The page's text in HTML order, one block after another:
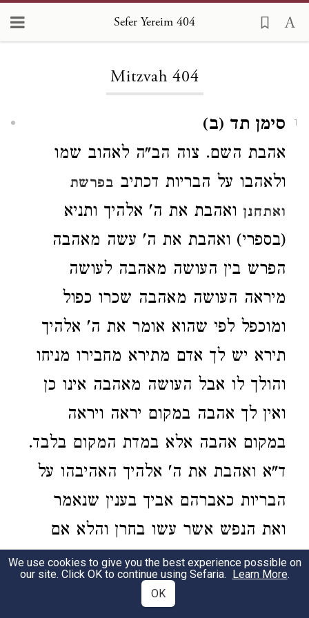
Sefer Yereim 404
Mitzvah 404
1
סימן תד (ב)
אהבת השם. צוה הב"ה לאהוב שמו
ולאהבו על הבריות דכתיב בפרשת
ואתחנן ואהבת את ה' אלהיך ותניא
(בספרי) ואהבת את ה' עשה מאהבה
הפרש בין העושה מאהבה לעושה
מיראה העושה מאהבה שכרו כפול
ומוכפל לפי שהוא אומר את ה' אלהיך
תירא יש לך אדם מתירא מחבירו מניחו
והולך לו אבל העושה מאהבה אינו כן
ואין לך אהבה במקום יראה ויראה
במקום אהבה אלא במדת המקום בלבד.
ד"א ואהבת את ה' אלהיך האהיבהו על
הבריות כאברהם אביך בענין שנאמר
ואת הנפש אשר עשו בחרן והלא אם
באים כל העולם לברוא יתוש אחד
ולהכניס בו נשמה לא היו יכולים אלא
We use cookies to give you the best experience possible on
our site. Click OK to continue using Sefaria. Learn More.
OK